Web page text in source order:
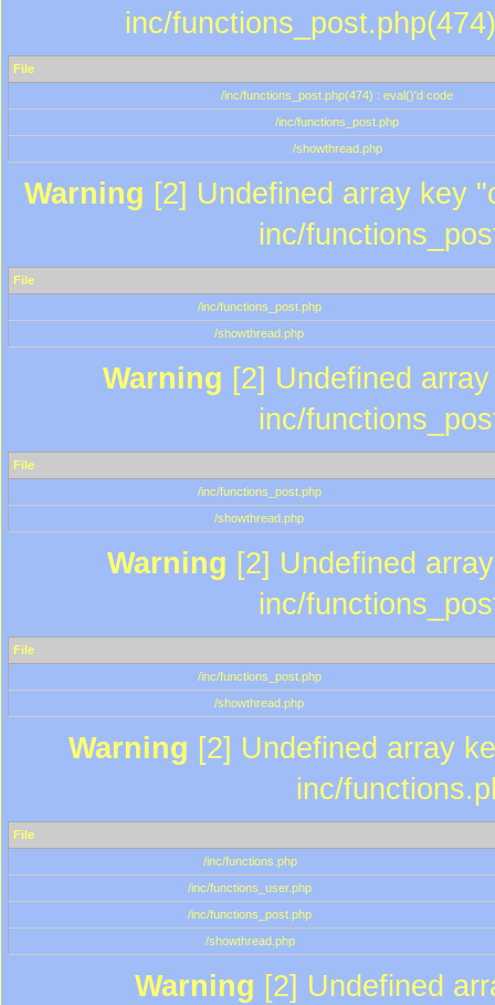
inc/
File
/inc/functions_post.php(474) : eval()'d code
/inc/functions_post.php
/showthread.php
Warning [2] Undefined array key
inc/
File
/inc/functions_post.php
/showthread.php
Warning [2] Undefined
inc/
File
/inc/functions_post.php
/showthread.php
Warning [2] Undefined
inc/
File
/inc/functions_post.php
/showthread.php
Warning [2] Undefined array
inc/
File
/inc/functions.php
/inc/functions_user.php
/inc/functions_post.php
/showthread.php
Warning [2] Undefined